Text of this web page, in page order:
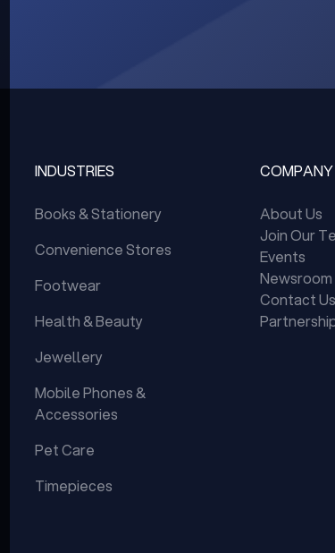
INDUSTRIES
Books & Stationery
Convenience Stores
Footwear
Health & Beauty
Jewellery
Mobile Phones &
Accessories
Pet Care
Timepieces
COMPANY
About Us
Join Our
Events
Newsroom
Contact Us